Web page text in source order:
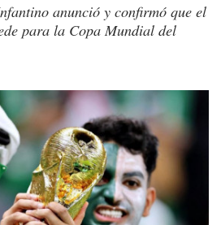
anunció y confirmó que el
para la Copa Mundial del